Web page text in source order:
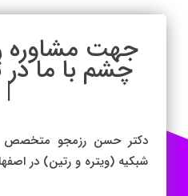
جهت مشاوره
چشم با
|
دکتر حسن رزمجو
شبکیه (ویتره و رتین) در